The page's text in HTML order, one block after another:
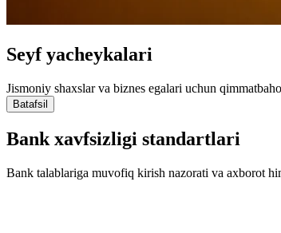
Seyf yacheykalari
Jismoniy shaxslar va biznes egalari uchun
Batafsil
Bank xavfsizligi standartlari
Bank talablariga muvofiq kirish nazorati va axborot